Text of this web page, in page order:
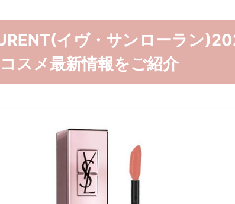
イヴ・サンローラン
スメ最新情報をご紹介